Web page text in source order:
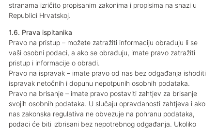
stranama izričito propisanim zakonima i propisima na snazi u
Republici Hrvatskoj.
1.6. Prava ispitanika
Pravo na pristup – možete zatražiti informaciju obrađuju li se
vaši osobni podaci, a ako se obrađuju, imate pravo zatražiti
pristup i informacije o obradi.
Pravo na ispravak – imate pravo od nas bez odgađanja ishoditi
ispravak netočnih i dopunu nepotpunih osobnih podataka.
Pravo na brisanje – imate pravo postaviti zahtjev za brisanje
svojih osobnih podataka. U slučaju opravdanosti zahtjeva i ako
nas zakonska regulativa ne obvezuje na pohranu podataka,
podaci će biti izbrisani bez nepotrebnog odgađanja. Ukoliko